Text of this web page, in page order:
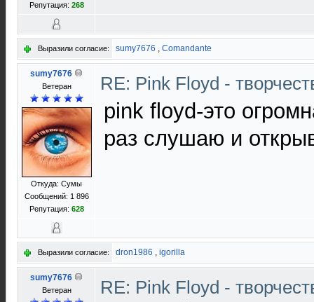
Репутация: 268
Выразили согласие: sumy7676 , Comandante
sumy7676
Ветеран
Откуда: Сумы
Сообщений: 1 896
Репутация: 628
RE: Pink Floyd -
pink floyd-это
раз слушаю и
Выразили согласие: dron1986 , igorilla
sumy7676
Ветеран RE: Pink Floyd -